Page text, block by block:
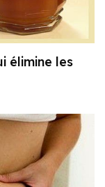
élimine les